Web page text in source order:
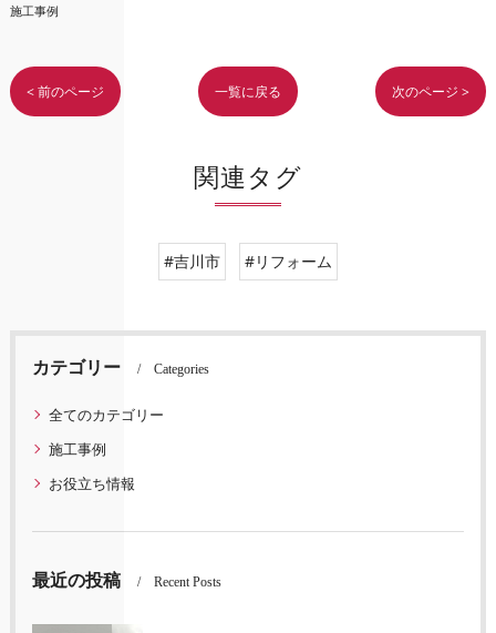
施工事例
< 前のページ 一覧に戻る 次のページ >
関連タグ
#吉川市 #リフォーム
カテゴリー Categories
全てのカテゴリー
施工事例
お役立ち情報
最近の投稿 Recent Posts